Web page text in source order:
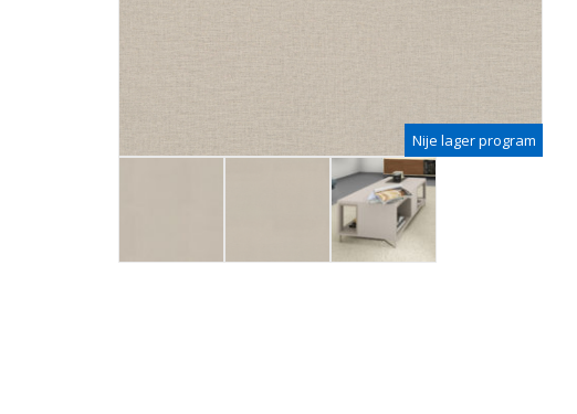
Nije lager program